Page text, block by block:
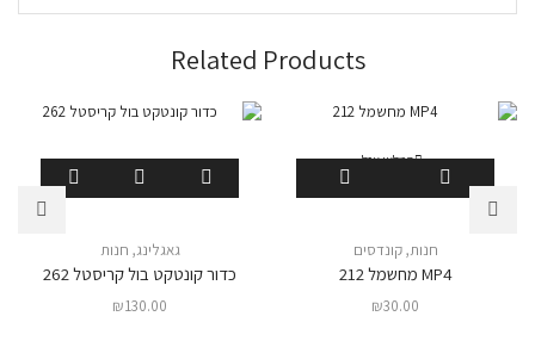
Related Products
המלאי אזל
חנות,קונדסים
MP4 מחשמל 212
₪30.00
גאגלינג, חנות
כדור קונטקט בול קריסטל 262
₪130.00